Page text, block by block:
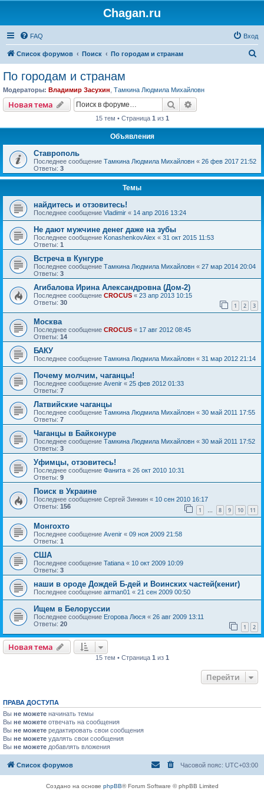
Chagan.ru
FAQ Вход
Список форумов Поиск По городам и странам
По городам и странам
Модераторы: Владимир Засухин Тамкина Людмила Михайловн
Новая тема Поиск
15 тем • Страница 1 из 1
Объявления
Ставрополь
Последнее сообщение Тамкина Людмила Михайловн « 26 фев 2017 21:52
Ответы: 3
Темы
найдитесь и отзовитесь!
Последнее сообщение Vladimir « 14 апр 2016 13:24
Не дают мужчине денег даже на зубы
Последнее сообщение KonashenkovAlex « 31 окт 2015 11:53
Ответы: 1
Встреча в Кунгуре
Последнее сообщение Тамкина Людмила Михайловн « 27 мар 2014 20:04
Ответы: 3
Агибалова Ирина Александровна (Дом-2)
Последнее сообщение CROCUS « 23 апр 2013 10:15
Ответы: 30 1 2 3
Москва
Последнее сообщение CROCUS « 17 авг 2012 08:45
Ответы: 14
БАКУ
Последнее сообщение Тамкина Людмила Михайловн « 31 мар 2012 21:14
Почему молчим, чаганцы!
Последнее сообщение Avenir « 25 фев 2012 01:33
Ответы: 7
Латвийские чаганцы
Последнее сообщение Тамкина Людмила Михайловн « 30 май 2011 17:55
Ответы: 7
Чаганцы в Байконуре
Последнее сообщение Тамкина Людмила Михайловн « 30 май 2011 17:52
Ответы: 3
Уфимцы, отзовитесь!
Последнее сообщение Фанита « 26 окт 2010 10:31
Ответы: 9
Поиск в Украине
Последнее сообщение Сергей Зинкин « 10 сен 2010 16:17
Ответы: 156 1 … 8 9 10 11
Монгохто
Последнее сообщение Avenir « 09 ноя 2009 21:58
Ответы: 1
США
Последнее сообщение Tatiana « 10 окт 2009 10:09
Ответы: 3
наши в ороде Дождей Б-дей и Воинских частей(кениг)
Последнее сообщение airman01 « 21 сен 2009 00:50
Ищем в Белоруссии
Последнее сообщение Егорова Люся « 26 авг 2009 13:11
Ответы: 20 1 2
Новая тема
15 тем • Страница 1из 1
Перейти
ПРАВА ДОСТУПА
Вы не можете начинать темы
Вы не можете отвечать на сообщения
Вы не можете редактировать свои сообщения
Вы не можете удалять свои сообщения
Вы не можете добавлять вложения
Список форумов Часовой пояс: UTC+03:00
Создано на основе phpBB® Forum Software © phpBB Limited